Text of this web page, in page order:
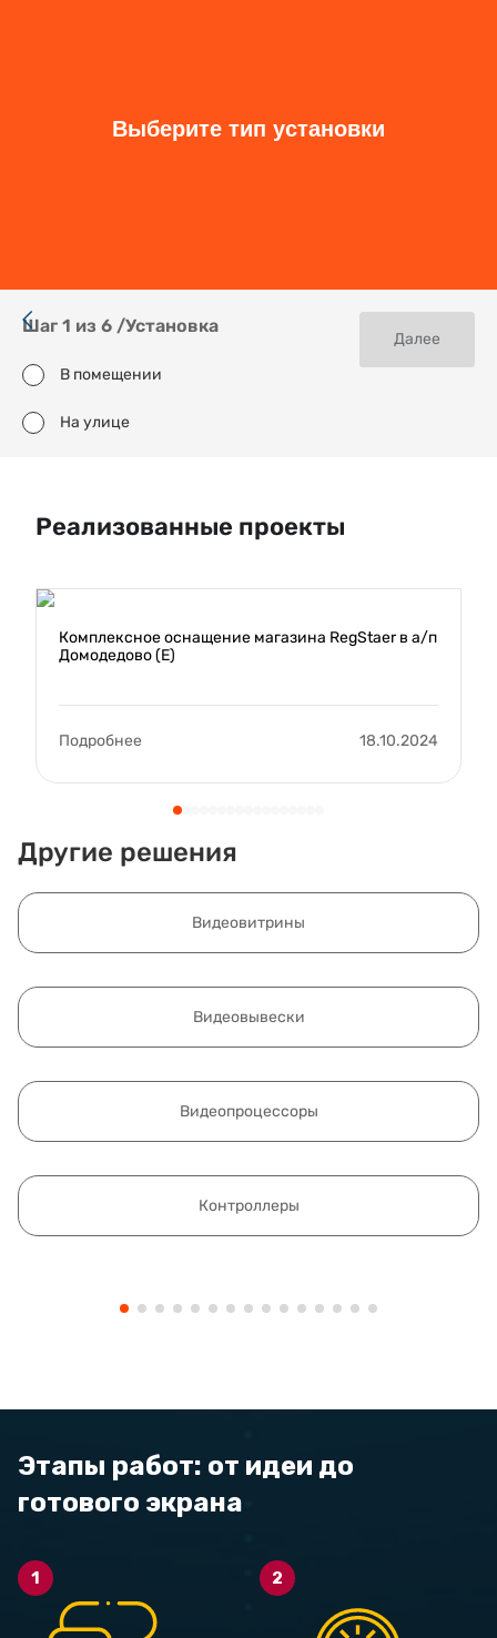
Шаг 1 из 6 /Установка
В помещении
На улице
Далее
Реализованные проекты
Комплексное оснащение магазина RegStaer в а/п
Домодедово (E)
Подробнее 18.10.2024
Другие решения
Видеовитрины
Видеовывески
Видеопроцессоры
Контроллеры
Этапы работ: от идеи до
готового экрана
1 2